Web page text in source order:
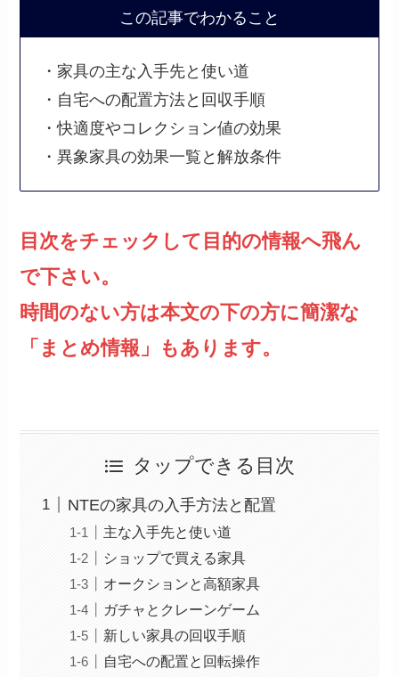
この記事でわかること
・家具の主な入手先と使い道
・自宅への配置方法と回収手順
・快適度やコレクション値の効果
・異象家具の効果一覧と解放条件
目次をチェックして目的の情報へ飛ん
で下さい。
時間のない方は本文の下の方に簡潔な
「まとめ情報」もあります。
タップできる目次
NTEの家具の入手方法と配置
主な入手先と使い道
ショップで買える家具
オークションと高額家具
ガチャとクレーンゲーム
新しい家具の回収手順
自宅への配置と回転操作